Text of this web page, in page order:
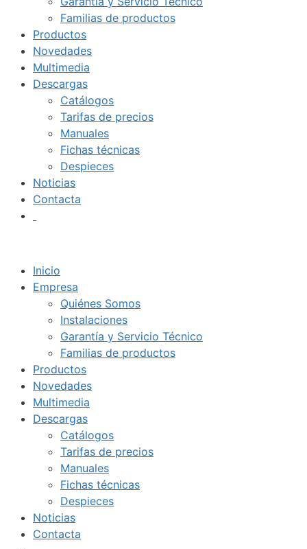
Familias de productos
Productos
Novedades
Multimedia
Descargas
Catálogos
Tarifas de precios
Manuales
Fichas técnicas
Despieces
Noticias
Contacta
Inicio
Empresa
Quiénes Somos
Instalaciones
Garantía y Servicio Técnico
Familias de productos
Productos
Novedades
Multimedia
Descargas
Catálogos
Tarifas de precios
Manuales
Fichas técnicas
Despieces
Noticias
Contacta